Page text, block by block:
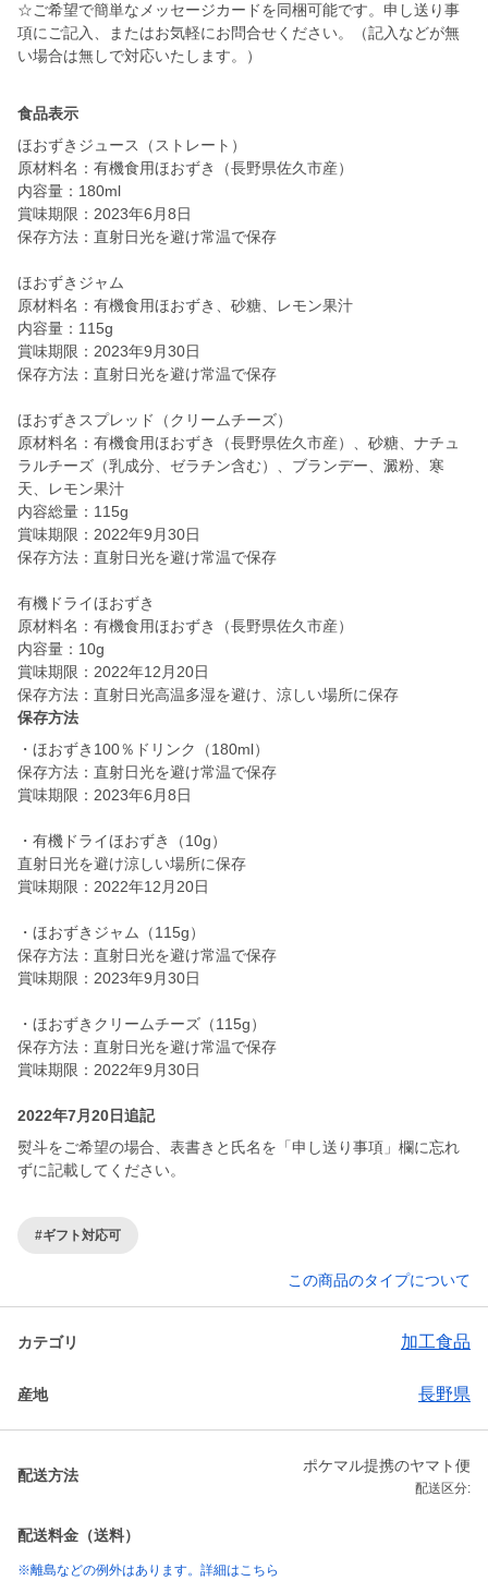
☆ご希望で簡単なメッセージカードを同梱可能です。申し送り事
項にご記入、またはお気軽にお問合せください。（記入などが無
食品表示
ほおずきジュース（ストレート）
原材料名：有機食用ほおずき（長野県佐久市産）
内容量：180ml
賞味期限：2023年6月8日
保存方法：直射日光を避け常温で保存
ほおずきジャム
原材料名：有機食用ほおずき、砂糖、レモン果汁
内容量：115g
賞味期限：2023年9月30日
保存方法：直射日光を避け常温で保存
ほおずきスプレッド（クリームチーズ）
原材料名：有機食用ほおずき（長野県佐久市産）、砂糖、ナチュ
ラルチーズ（乳成分、ゼラチン含む）、ブランデー、澱粉、寒
天、レモン果汁
内容総量：115g
賞味期限：2022年9月30日
保存方法：直射日光を避け常温で保存
有機ドライほおずき
原材料名：有機食用ほおずき（長野県佐久市産）
内容量：10g
賞味期限：2022年12月20日
保存方法：直射日光高温多湿を避け、涼しい場所に保存
保存方法
・ほおずき100％ドリンク（180ml）
保存方法：直射日光を避け常温で保存
賞味期限：2023年6月8日
・有機ドライほおずき（10g）
直射日光を避け涼しい場所に保存
賞味期限：2022年12月20日
・ほおずきジャム（115g）
保存方法：直射日光を避け常温で保存
賞味期限：2023年9月30日
・ほおずきクリームチーズ（115g）
保存方法：直射日光を避け常温で保存
賞味期限：2022年9月30日
2022年7月20日追記
熨斗をご希望の場合、表書きと氏名を「申し送り事項」欄に忘れ
ずに記載してください。
#ギフト対応可
この商品のタイプについて
カテゴリ 加工食品
産地 長野県
配送方法
ポケマル提携のヤマト便
配送区分:
配送料金（送料）
※離島などの例外はあります。詳細はこちら